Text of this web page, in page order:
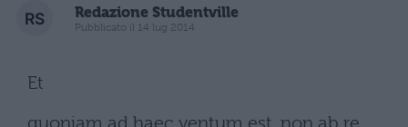
Redazione Studentville
Pubblicato il 14 lug 2014
Et